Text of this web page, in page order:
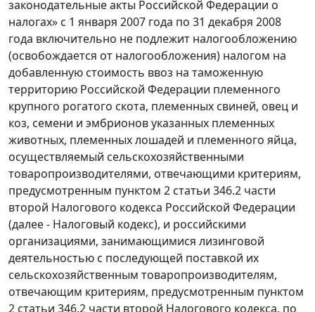
законодательные акты Российской Федерации о
налогах» с 1 января 2007 года по 31 декабря 2008
года включительно не подлежит налогообложению
(освобождается от налогообложения) налогом на
добавленную стоимость ввоз на таможенную
территорию Российской Федерации племенного
крупного рогатого скота, племенных свиней, овец и
коз, семени и эмбрионов указанных племенных
животных, племенных лошадей и племенного яйца,
осуществляемый сельскохозяйственными
товаропроизводителями, отвечающими критериям,
предусмотренным пунктом 2 статьи 346.2 части
второй Налогового кодекса Российской Федерации
(далее - Налоговый кодекс), и российскими
организациями, занимающимися лизинговой
деятельностью с последующей поставкой их
сельскохозяйственным товаропроизводителям,
отвечающим критериям, предусмотренным пунктом
2 статьи 346.2 части второй Налогового кодекса, по